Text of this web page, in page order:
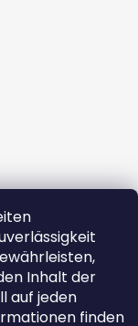
Inhalt der
auf jeden
finden